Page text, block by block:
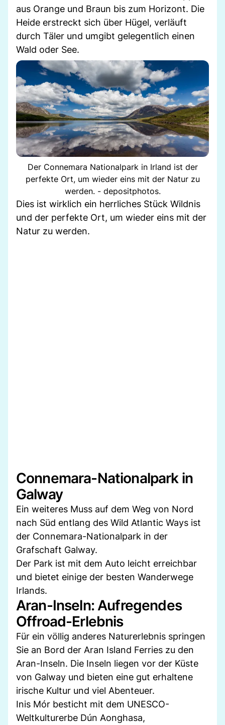
aus Orange und Braun bis zum Horizont. Die
Heide erstreckt sich über Hügel, verläuft
durch Täler und umgibt gelegentlich einen
Wald oder See.
Der Connemara Nationalpark in Irland ist der
perfekte Ort, um wieder eins mit der Natur zu
werden. - depositphotos.
Dies ist wirklich ein herrliches Stück Wildnis
und der perfekte Ort, um wieder eins mit der
Natur zu werden.
Connemara-Nationalpark in
Galway
Ein weiteres Muss auf dem Weg von Nord
nach Süd entlang des Wild Atlantic Ways ist
der Connemara-Nationalpark in der
Grafschaft Galway.
Der Park ist mit dem Auto leicht erreichbar
und bietet einige der besten Wanderwege
Irlands.
Aran-Inseln: Aufregendes
Offroad-Erlebnis
Für ein völlig anderes Naturerlebnis springen
Sie an Bord der Aran Island Ferries zu den
Aran-Inseln. Die Inseln liegen vor der Küste
von Galway und bieten eine gut erhaltene
irische Kultur und viel Abenteuer.
Inis Mór besticht mit dem UNESCO-
Weltkulturerbe Dún Aonghasa,